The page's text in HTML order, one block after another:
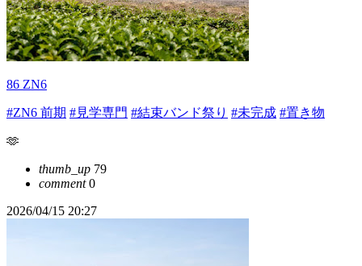
86 ZN6
#ZN6 前期 #見学専門 #結束バンド祭り #未完成 #置き物
🫶
thumb_up 79
comment0
2026/04/15 20:27